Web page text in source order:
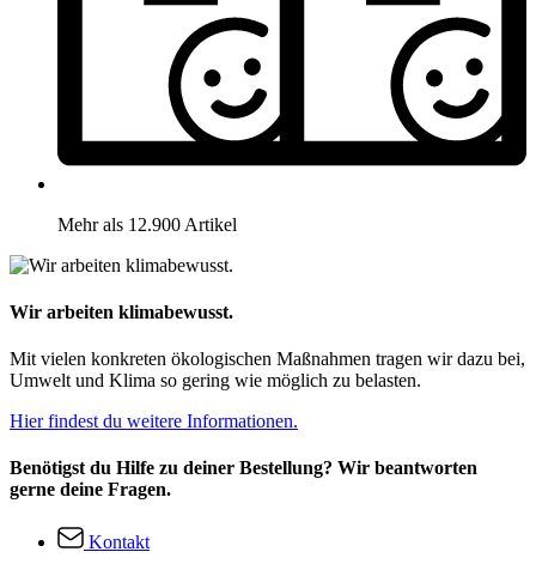
Mehr als 12.900 Artikel
Wir arbeiten klimabewusst.
Mit vielen konkreten ökologischen Maßnahmen tragen wir dazu bei,
Umwelt und Klima so gering wie möglich zu belasten.
Hier findest du weitere Informationen.
Benötigst du Hilfe zu deiner Bestellung? Wir beantworten
gerne deine Fragen.
Kontakt